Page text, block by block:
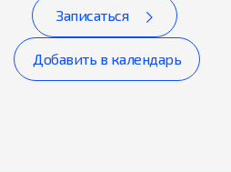
Записаться
Добавить в календарь